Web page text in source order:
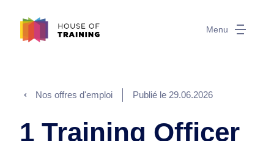
Menu
Nos offres d'emploi Publié le 29.06.2026
1 Training Officer